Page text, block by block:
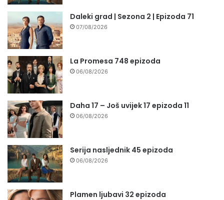
Daleki grad | Sezona 2 | Epizoda 71
07/08/2026
La Promesa 748 epizoda
06/08/2026
Daha 17 – Još uvijek 17 epizoda 11
06/08/2026
Serija nasljednik 45 epizoda
06/08/2026
Plamen ljubavi 32 epizoda